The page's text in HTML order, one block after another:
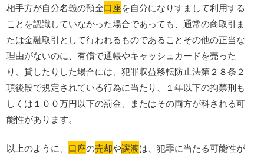
相手方が自分名義の預金口座を自分になりすまして利用する
ことを認識していなかった場合であっても、通常の商取引ま
たは金融取引として行われるものであることその他の正当な
理由がないのに、有償で通帳やキャッシュカードを売った
り、貸したりした場合には、犯罪収益移転防止法第２８条２
項後段で規定されている行為に当たり、１年以下の拘禁刑も
しくは１００万円以下の罰金、またはその両方が科される可
能性があります。
以上のように、 口座の売却や譲渡は、犯罪に当たる可能性が